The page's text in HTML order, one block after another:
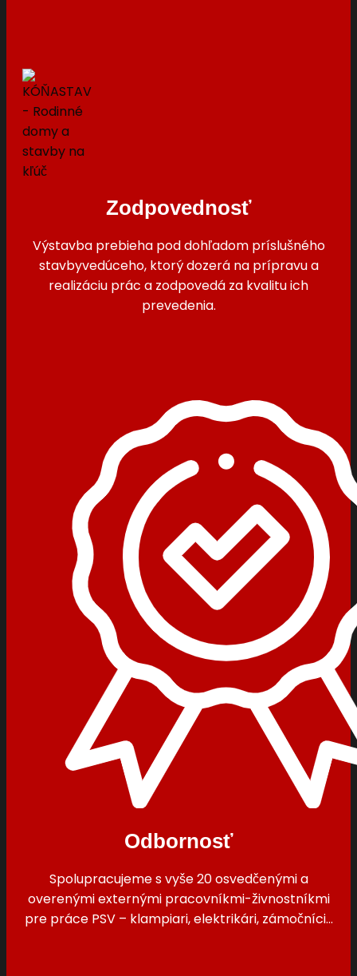
Zodpovednosť
Výstavba prebieha pod dohľadom príslušného
stavbyvedúceho, ktorý dozerá na prípravu a
realizáciu prác a zodpovedá za kvalitu ich
prevedenia.
Odbornosť
Spolupracujeme s vyše 20 osvedčenými a
overenými externými pracovníkmi-živnostníkmi
pre práce PSV – klampiari, elektrikári, zámočníci…